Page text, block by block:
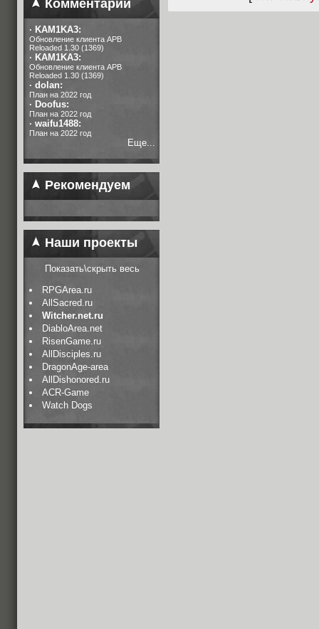
Комментарии
· KAM1KA3:
Обновление клиента APB
Reloaded 1.30 (1369)
· KAM1KA3:
Обновление клиента APB
Reloaded 1.30 (1369)
· dolan:
План на 2022 год
· Doofus:
План на 2022 год
· waifu1488:
План на 2022 год
Еще...
Рекомендуем
Наши проекты
Показать\скрыть весь
RPGArea.ru
AllSacred.ru
Witcher.net.ru
DiabloArea.net
RisenGame.ru
AllDisciples.ru
DragonAge-area
AllDishonored.ru
ACR-Game
Watch Dogs